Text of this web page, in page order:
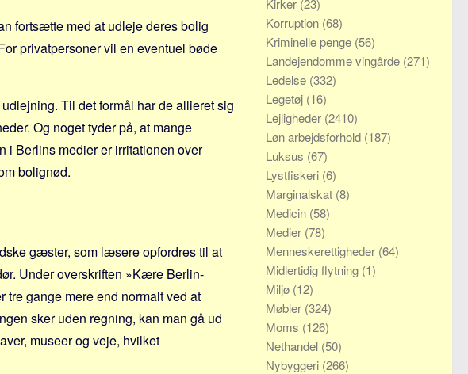
fortsætte med at udleje deres bolig
privatpersoner vil en eventuel bøde
Til det formål har de allieret sig
Og noget tyder på, at mange
i Berlins medier er irritationen over
bolignød.
gæster, som læsere opfordres til at
Under overskriften »Kære Berlin-
gange mere end normalt ved at
sker uden regning, kan man gå ud
museer og veje, hvilket
Kirker (23)
Korruption (68)
Kriminelle penge (56)
Landejendomme vingårde (271)
Ledelse (332)
Legetøj (16)
Lejligheder (2410)
Løn arbejdsforhold (187)
Luksus (67)
Lystfiskeri (6)
Marginalskat (8)
Medicin (58)
Medier (78)
Menneskerettigheder (64)
Midlertidig flytning (1)
Miljø (12)
Møbler (324)
Moms (126)
Nethandel (50)
Nybyggeri (266)